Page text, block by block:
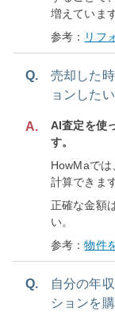
増えています
参考： リフ
Q.
売却した
ョンしたい
A.
AI査定を使
す。
HowMaで
計算できます
正確な金額
い。
参考：物件
Q.
自分の年
ションを